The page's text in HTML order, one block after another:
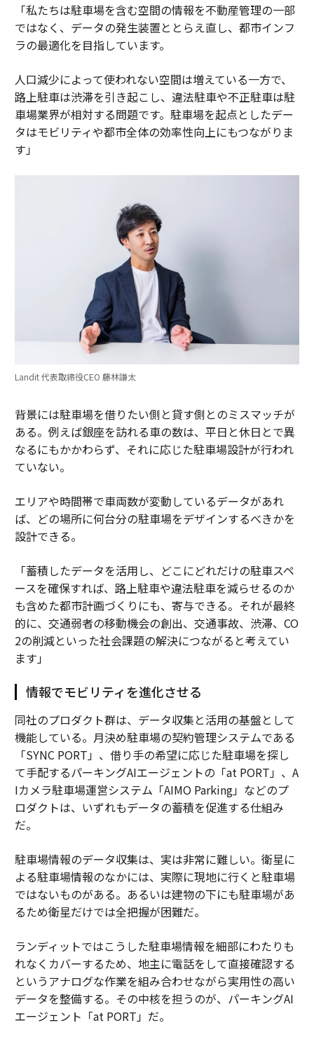
「私たちは駐車場を含む空間の情報を不動産管理の一部
ではなく、データの発生装置ととらえ直し、都市インフ
ラの最適化を目指しています。
人口減少によって使われない空間は増えている一方で、
路上駐車は渋滞を引き起こし、違法駐車や不正駐車は駐
車場業界が相対する問題です。駐車場を起点としたデー
タはモビリティや都市全体の効率性向上にもつながりま
す」
Landit 代表取締役CEO 藤林謙太
背景には駐車場を借りたい側と貸す側とのミスマッチが
ある。例えば銀座を訪れる車の数は、平日と休日とで異
なるにもかかわらず、それに応じた駐車場設計が行われ
ていない。
エリアや時間帯で車両数が変動しているデータがあれ
ば、どの場所に何台分の駐車場をデザインするべきかを
設計できる。
「蓄積したデータを活用し、どこにどれだけの駐車スペ
ースを確保すれば、路上駐車や違法駐車を減らせるのか
も含めた都市計画づくりにも、寄与できる。それが最終
的に、交通弱者の移動機会の創出、交通事故、渋滞、CO
2の削減といった社会課題の解決につながると考えてい
ます」
情報でモビリティを進化させる
同社のプロダクト群は、データ収集と活用の基盤として
機能している。月決め駐車場の契約管理システムである
「SYNC PORT」、借り手の希望に応じた駐車場を探し
て手配するパーキングAIエージェントの「at PORT」、A
Iカメラ駐車場運営システム「AIMO Parking」などのプ
ロダクトは、いずれもデータの蓄積を促進する仕組み
だ。
駐車場情報のデータ収集は、実は非常に難しい。衛星に
よる駐車場情報のなかには、実際に現地に行くと駐車場
ではないものがある。あるいは建物の下にも駐車場があ
るため衛星だけでは全把握が困難だ。
ランディットではこうした駐車場情報を細部にわたりも
れなくカバーするため、地主に電話をして直接確認する
というアナログな作業を組み合わせながら実用性の高い
データを整備する。その中核を担うのが、パーキングAI
エージェント「at PORT」だ。